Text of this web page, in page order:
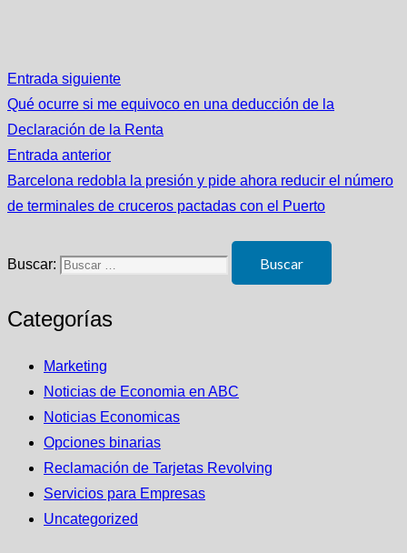
Entrada siguiente
Qué ocurre si me equivoco en una deducción de la
Declaración de la Renta
Entrada anterior
Barcelona redobla la presión y pide ahora reducir el número
de terminales de cruceros pactadas con el Puerto
Buscar:
Categorías
Marketing
Noticias de Economia en ABC
Noticias Economicas
Opciones binarias
Reclamación de Tarjetas Revolving
Servicios para Empresas
Uncategorized